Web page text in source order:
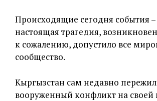
Происходящие сегодня события –
настоящая трагедия,
к сожалению, допустило все
сообщество.
Кыргызстан сам недавно пережил
вооруженный конфликт на своей